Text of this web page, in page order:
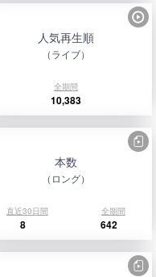
人気再生順
（ライブ）
全期間
10,383
本数
（ロング）
直近30日間 全期間
8 642